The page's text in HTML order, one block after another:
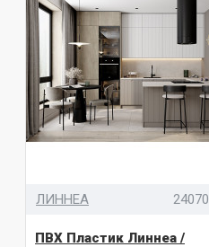
ЛИННЕА 24070
ПВХ Пластик Линнеа /